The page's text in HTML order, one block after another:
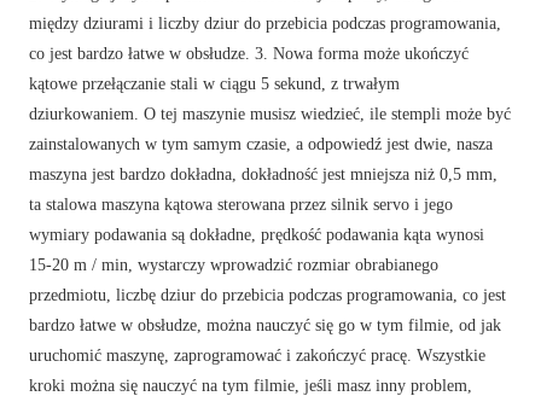
między dziurami i liczby dziur do przebicia podczas programowania,
co jest bardzo łatwe w obsłudze. 3. Nowa forma może ukończyć
kątowe przełączanie stali w ciągu 5 sekund, z trwałym
dziurkowaniem. O tej maszynie musisz wiedzieć, ile stempli może być
zainstalowanych w tym samym czasie, a odpowiedź jest dwie, nasza
maszyna jest bardzo dokładna, dokładność jest mniejsza niż 0,5 mm,
ta stalowa maszyna kątowa sterowana przez silnik servo i jego
wymiary podawania są dokładne, prędkość podawania kąta wynosi
15-20 m / min, wystarczy wprowadzić rozmiar obrabianego
przedmiotu, liczbę dziur do przebicia podczas programowania, co jest
bardzo łatwe w obsłudze, można nauczyć się go w tym filmie, od jak
uruchomić maszynę, zaprogramować i zakończyć pracę. Wszystkie
kroki można się nauczyć na tym filmie, jeśli masz inny problem,